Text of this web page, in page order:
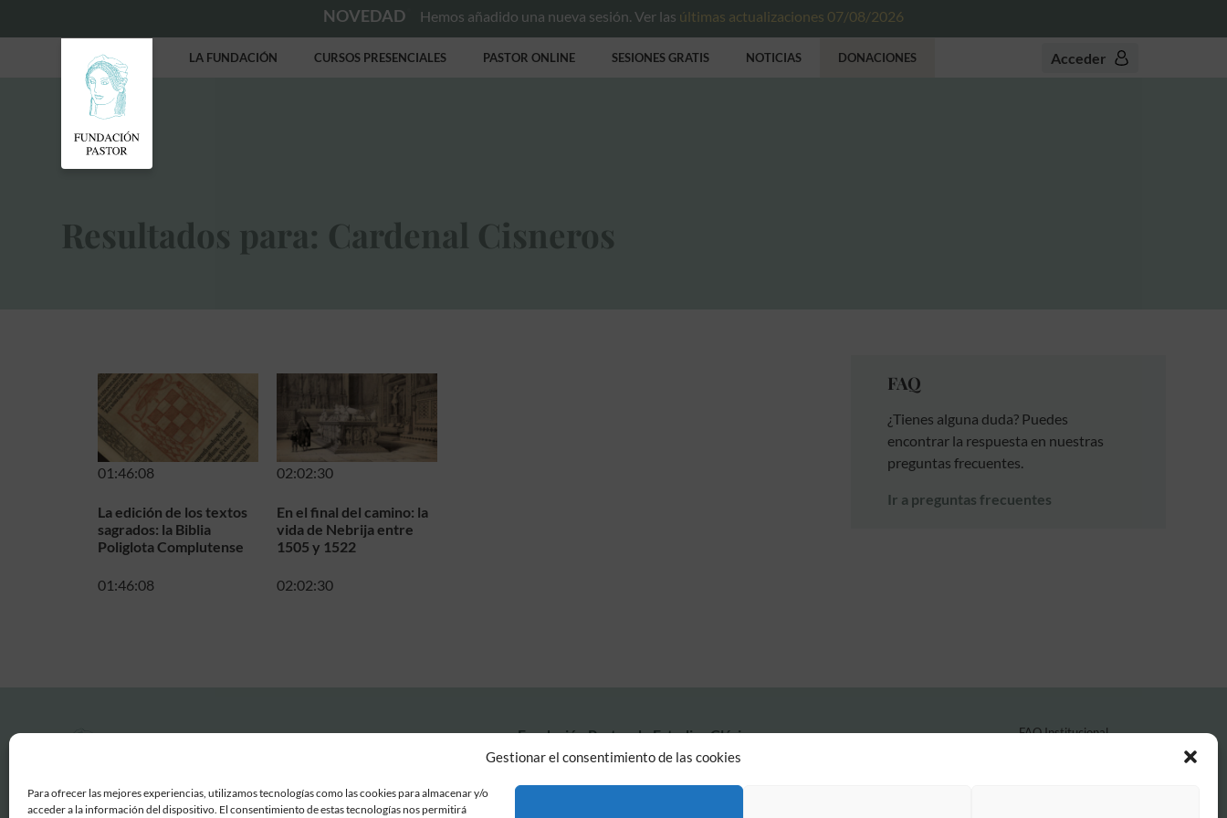
Gestionar el consentimiento de las cookies
Para ofrecer las mejores experiencias, utilizamos tecnologías como las cookies para almacenar y/o
acceder a la información del dispositivo. El consentimiento de estas tecnologías nos permitirá
NOVEDAD Hemos añadido una nueva sesión. Ver las últimas actualizaciones 07/08/2026
LA FUNDACIÓN CURSOS PRESENCIALES PASTOR ONLINE SESIONES GRATIS NOTICIAS DONACIONES Acceder
Resultados para: Cardenal Cisneros
01:46:08
La edición de los textos
sagrados: la Biblia
Poliglota Complutense
01:46:08
02:02:30
En el final del camino: la
vida de Nebrija entre
1505 y 1522
02:02:30
FAQ
¿Tienes alguna duda? Puedes
encontrar la respuesta en nuestras
preguntas frecuentes.
Ir a preguntas frecuentes
Fundación Pastor de Estudios Clásicos
Calle Serrano, 107. Madrid, 28006.
FAQ Institucional